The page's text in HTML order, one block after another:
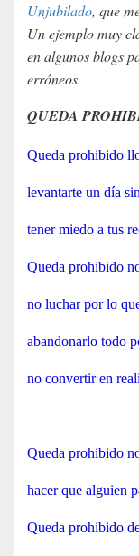
Unjubilado, que
Un ejemplo muy
en algunos blogs
erróneos.
QUEDA
Queda prohibido
levantarte un día
tener miedo a tus
Queda prohibido
no luchar por lo
abandonarlo todo
no convertir en
Queda prohibido
hacer que alguien
Queda prohibido